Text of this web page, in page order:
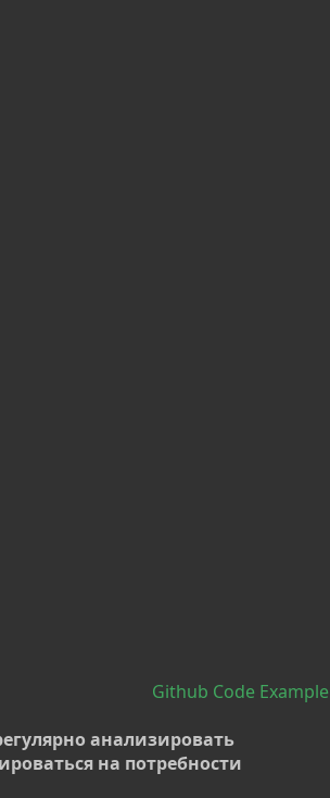
Github Code Example
анализировать
на потребности